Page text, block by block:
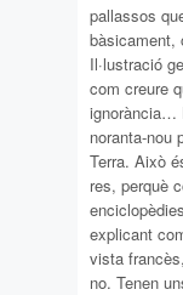
pallassos
bàsicament,
Il·lustració
com creure
ignorància…
noranta-nou
Terra. Això
res, perquè
explicant
vista
no. Tenen